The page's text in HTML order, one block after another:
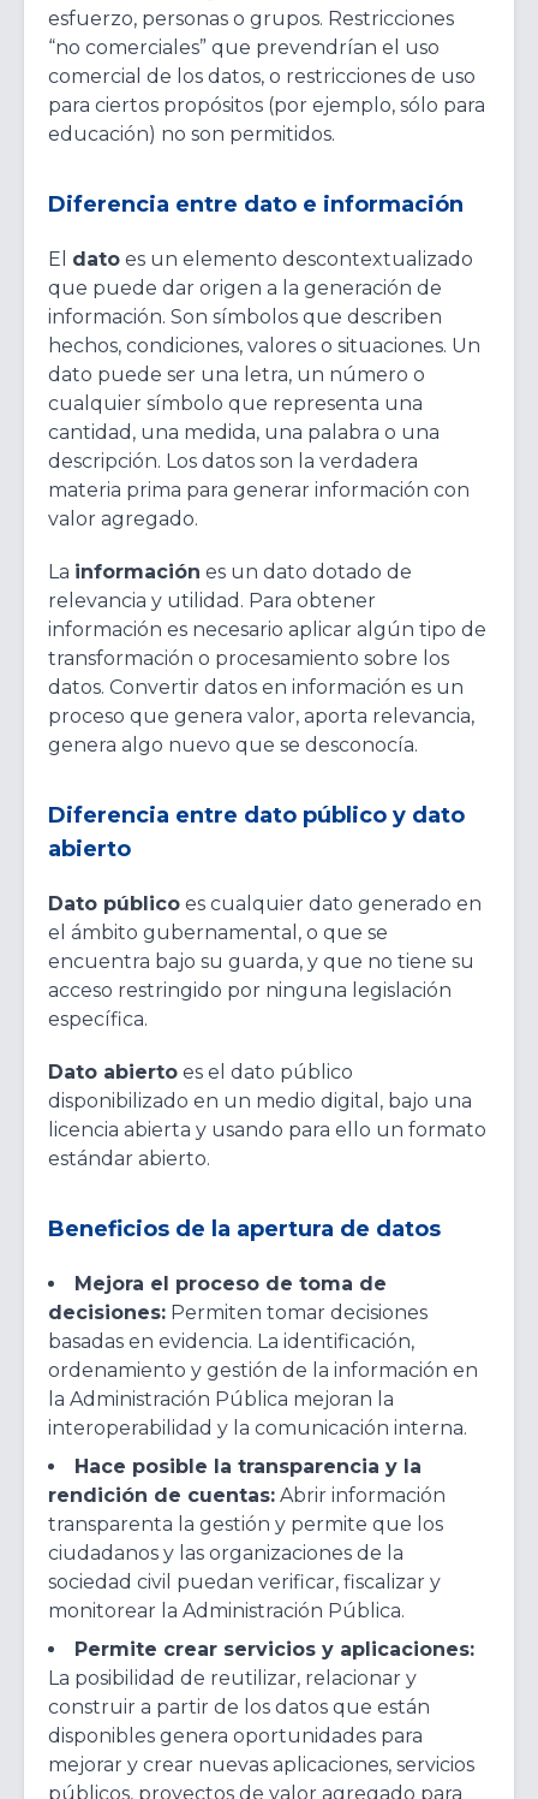
esfuerzo, personas o grupos. Restricciones
“no comerciales” que prevendrían el uso
comercial de los datos, o restricciones de uso
para ciertos propósitos (por ejemplo, sólo para
educación) no son permitidos.
Diferencia entre dato e información
El dato es un elemento descontextualizado
que puede dar origen a la generación de
información. Son símbolos que describen
hechos, condiciones, valores o situaciones. Un
dato puede ser una letra, un número o
cualquier símbolo que representa una
cantidad, una medida, una palabra o una
descripción. Los datos son la verdadera
materia prima para generar información con
valor agregado.
La información es un dato dotado de
relevancia y utilidad. Para obtener
información es necesario aplicar algún tipo de
transformación o procesamiento sobre los
datos. Convertir datos en información es un
proceso que genera valor, aporta relevancia,
genera algo nuevo que se desconocía.
Diferencia entre dato público y dato
abierto
Dato público es cualquier dato generado en
el ámbito gubernamental, o que se
encuentra bajo su guarda, y que no tiene su
acceso restringido por ninguna legislación
específica.
Dato abierto es el dato público
disponibilizado en un medio digital, bajo una
licencia abierta y usando para ello un formato
estándar abierto.
Beneficios de la apertura de datos
Mejora el proceso de toma de
decisiones: Permiten tomar decisiones
basadas en evidencia. La identificación,
ordenamiento y gestión de la información en
la Administración Pública mejoran la
interoperabilidad y la comunicación interna.
Hace posible la transparencia y la
rendición de cuentas: Abrir información
transparenta la gestión y permite que los
ciudadanos y las organizaciones de la
sociedad civil puedan verificar, fiscalizar y
monitorear la Administración Pública.
Permite crear servicios y aplicaciones:
La posibilidad de reutilizar, relacionar y
construir a partir de los datos que están
disponibles genera oportunidades para
mejorar y crear nuevas aplicaciones, servicios
públicos, proyectos de valor agregado para